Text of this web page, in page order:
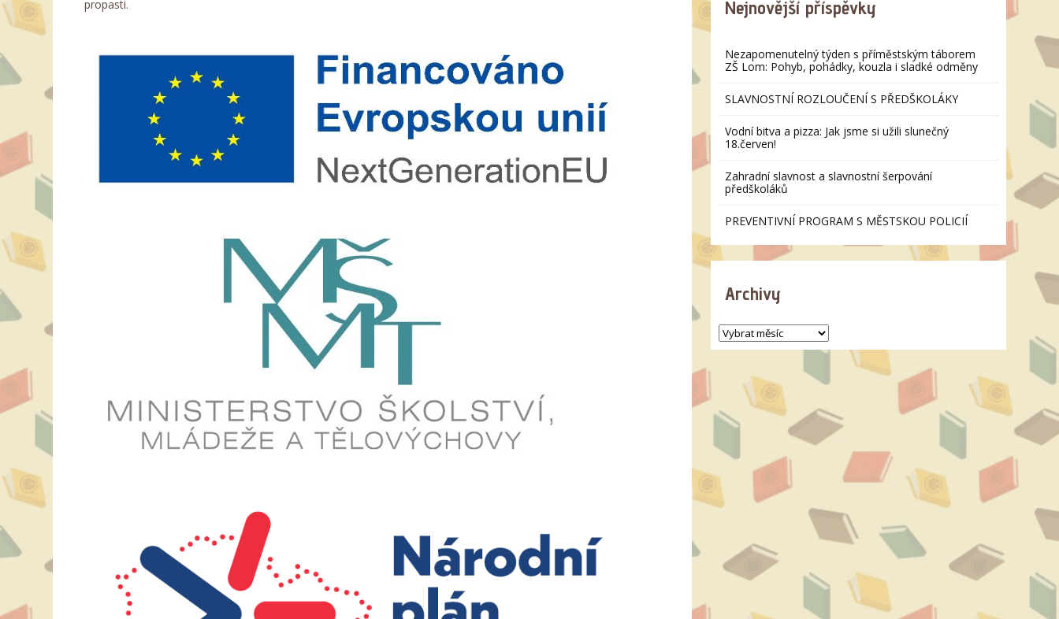
propasti.
Nejnovější příspěvky
Nezapomenutelný týden s příměstským táborem
ZŠ Lom: Pohyb, pohádky, kouzla i sladké odměny
SLAVNOSTNÍ ROZLOUČENÍ S PŘEDŠKOLÁKY
Vodní bitva a pizza: Jak jsme si užili slunečný
18.červen!
Zahradní slavnost a slavnostní šerpování
předškoláků
PREVENTIVNÍ PROGRAM S MĚSTSKOU POLICIÍ
Archivy